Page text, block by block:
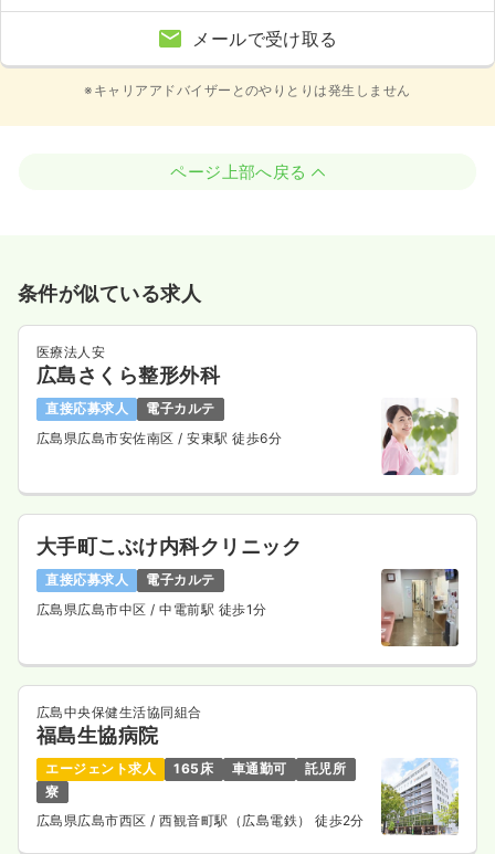
メールで受け取る
※キャリアアドバイザーとのやりとりは発生しません
ページ上部へ戻る
条件が似ている求人
医療法人安
広島さくら整形外科
直接応募求人
電子カルテ
広島県広島市安佐南区 / 安東駅 徒歩6分
大手町こぶけ内科クリニック
直接応募求人
電子カルテ
広島県広島市中区 / 中電前駅 徒歩1分
広島中央保健生活協同組合
福島生協病院
エージェント求人 165床 車通勤可
託児所
寮
広島県広島市西区/ 西観音町駅（広島電鉄） 徒歩2分